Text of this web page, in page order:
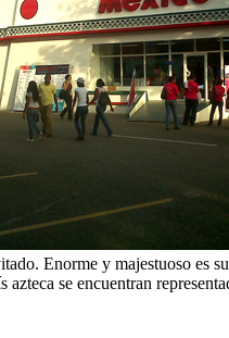
Enorme y majestuoso es
se encuentran